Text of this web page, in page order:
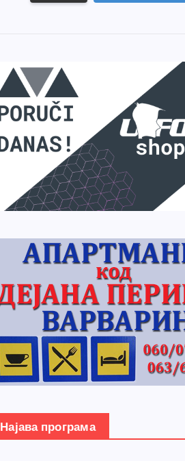
Најава програма